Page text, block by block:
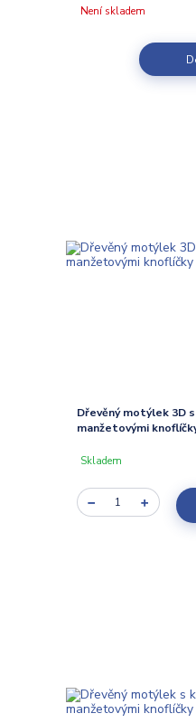
Není skladem
Dřevěný motýlek 3D
manžetovými
Skladem